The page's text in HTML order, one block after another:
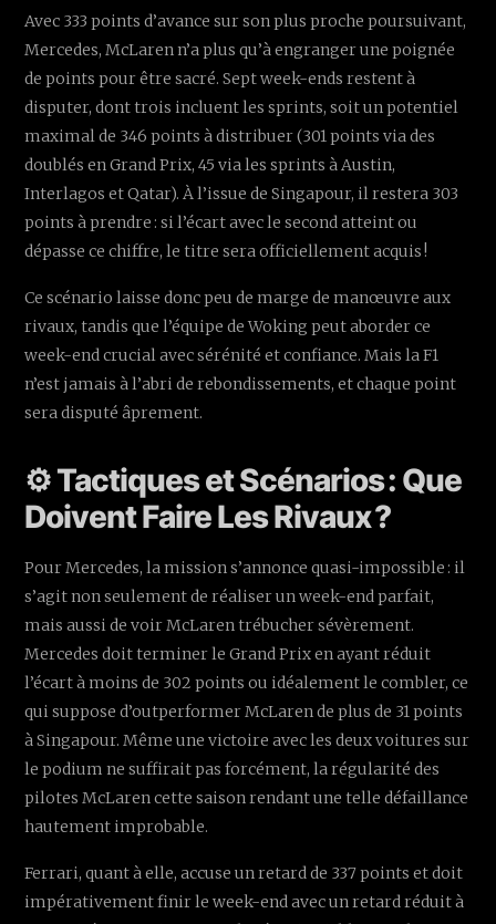
Avec 333 points d’avance sur son plus proche poursuivant,
Mercedes, McLaren n’a plus qu’à engranger une poignée
de points pour être sacré. Sept week-ends restent à
disputer, dont trois incluent les sprints, soit un potentiel
maximal de 346 points à distribuer (301 points via des
doublés en Grand Prix, 45 via les sprints à Austin,
Interlagos et Qatar). À l’issue de Singapour, il restera 303
points à prendre : si l’écart avec le second atteint ou
dépasse ce chiffre, le titre sera officiellement acquis !
Ce scénario laisse donc peu de marge de manœuvre aux
rivaux, tandis que l’équipe de Woking peut aborder ce
week-end crucial avec sérénité et confiance. Mais la F1
n’est jamais à l’abri de rebondissements, et chaque point
sera disputé âprement.
⚙️ Tactiques et Scénarios : Que
Doivent Faire Les Rivaux ?
Pour Mercedes, la mission s’annonce quasi-impossible : il
s’agit non seulement de réaliser un week-end parfait,
mais aussi de voir McLaren trébucher sévèrement.
Mercedes doit terminer le Grand Prix en ayant réduit
l’écart à moins de 302 points ou idéalement le combler, ce
qui suppose d’outperformer McLaren de plus de 31 points
à Singapour. Même une victoire avec les deux voitures sur
le podium ne suffirait pas forcément, la régularité des
pilotes McLaren cette saison rendant une telle défaillance
hautement improbable.
Ferrari, quant à elle, accuse un retard de 337 points et doit
impérativement finir le week-end avec un retard réduit à